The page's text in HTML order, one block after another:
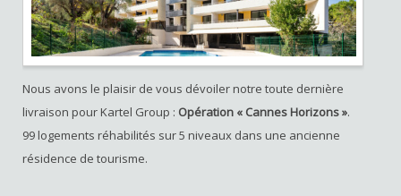
Nous avons le plaisir de vous dévoiler notre toute dernière
livraison pour Kartel Group : Opération « Cannes Horizons ».
99 logements réhabilités sur 5 niveaux dans une ancienne
résidence de tourisme.